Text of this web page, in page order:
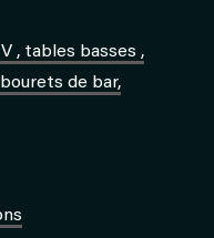
, tables basses ,
de bar,